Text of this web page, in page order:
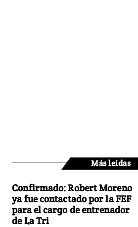
Más leídas
Confirmado: Robert Moreno
ya fue contactado por la FEF
para el cargo de entrenador
de La Tri